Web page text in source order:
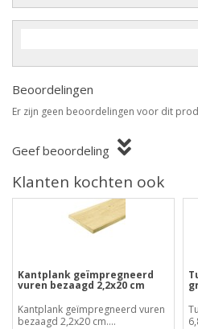
Beoordelingen
Er zijn geen beoordelingen voor dit
Geef beoordeling
Klanten kochten ook
Kantplank geïmpregneerd
vuren bezaagd 2,2x20 cm
Kantplank geïmpregneerd vuren
bezaagd 2,2x20 cm....